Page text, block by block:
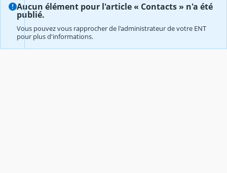
Aucun élément pour l'article « Contacts » n'a été
publié.
Vous pouvez vous rapprocher de l'administrateur de votre ENT
pour plus d'informations.